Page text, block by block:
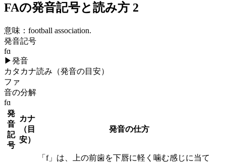
FAの発音記号と読み方 2
意味： football association.
発音記号
fɑ
▶発音
カタカナ読み（発音の目安）
ファ
音の分解
fɑ
発
音
記
号
カナ
（目
安）
発音の仕方
「f」は、上の前歯を下唇に軽く噛む感じに当て